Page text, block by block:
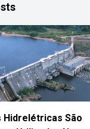
Hidrelétricas São